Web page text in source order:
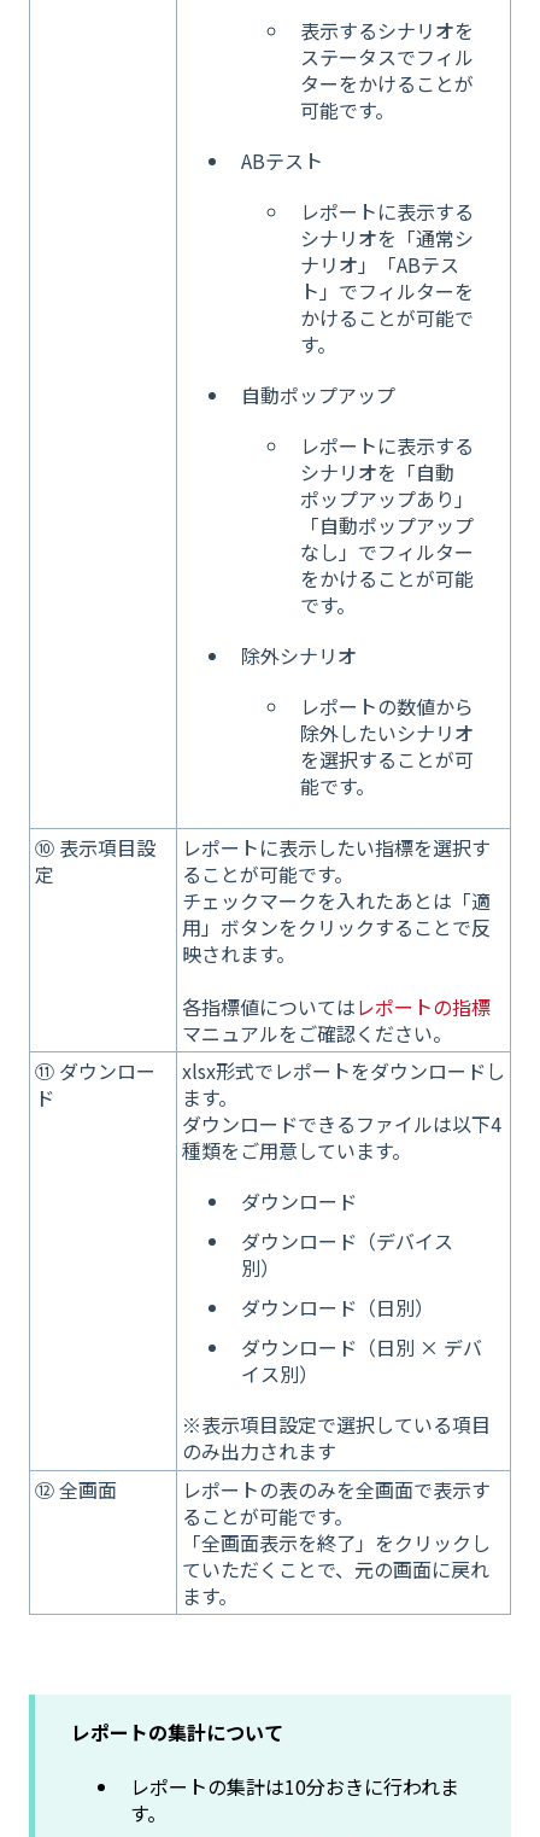
表示するシナリオを
ステータスでフィル
ターをかけることが
可能です。
ABテスト
レポートに表示する
シナリオを「通常シ
ナリオ」「ABテス
ト」でフィルターを
かけることが可能で
す。
自動ポップアップ
レポートに表示する
シナリオを「自動
ポップアップあり」
「自動ポップアップ
なし」でフィルター
をかけることが可能
です。
除外シナリオ
レポートの数値から
除外したいシナリオ
を選択することが可
能です。
⑩ 表示項目設
定
レポートに表示したい指標を選択す
ることが可能です。
チェックマークを入れたあとは「適
用」ボタンをクリックすることで反
映されます。
各指標値についてはレポートの指標
マニュアルをご確認ください。
⑪ ダウンロー
ド
xlsx形式でレポートをダウンロードし
ます。
ダウンロードできるファイルは以下4
種類をご用意しています。
ダウンロード
ダウンロード（デバイス
別）
ダウンロード（日別）
ダウンロード（日別 × デバ
イス別）
※表示項目設定で選択している項目
のみ出力されます
⑫ 全画面
レポートの表のみを全画面で表示す
ることが可能です。
「全画面表示を終了」をクリックし
ていただくことで、元の画面に戻れ
ます。
レポートの集計について
レポートの集計は10分おきに行われま
す。